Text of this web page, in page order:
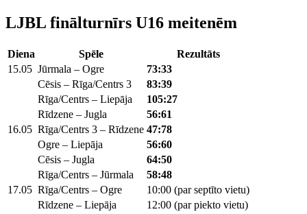
LJBL finālturnīrs U16 meitenēm
Diena Spēle
Rezultāts
15.05 Jūrmala – Ogre
73:33
Cēsis – Rīga/Centrs 3
83:39
Rīga/Centrs – Liepāja
105:27
Rīdzene – Jugla
56:61
16.05 Rīga/Centrs 3 – Rīdzene 47:78
Ogre – Liepāja
56:60
Cēsis – Jugla
64:50
Rīga/Centrs – Jūrmala
58:48
17.05 Rīga/Centrs – Ogre
10:00 (par septīto vietu)
Rīdzene – Liepāja
12:00 (par piekto vietu)